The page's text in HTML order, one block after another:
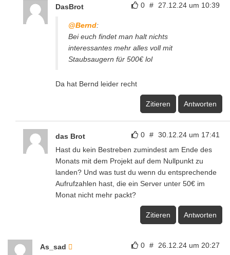
0 # 27.12.24 um 10:39
DasBrot
@Bernd:
Bei euch findet man halt nichts
interessantes mehr alles voll mit
Staubsaugern für 500€ lol
Da hat Bernd leider recht
Zitieren Antworten
0 # 30.12.24 um 17:41
das Brot
Hast du kein Bestreben zumindest am Ende des
Monats mit dem Projekt auf dem Nullpunkt zu
landen? Und was tust du wenn du entsprechende
Aufrufzahlen hast, die ein Server unter 50€ im
Monat nicht mehr packt?
Zitieren Antworten
0 # 26.12.24 um 20:27
As_sad